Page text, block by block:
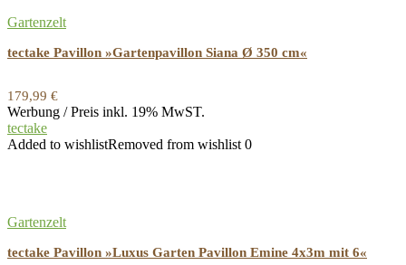
Gartenzelt
tectake Pavillon »Gartenpavillon Siana Ø 350 cm«
179,99 €
Werbung / Preis inkl. 19% MwST.
tectake
Added to wishlistRemoved from wishlist 0
Gartenzelt
tectake Pavillon »Luxus Garten Pavillon Emine 4x3m mit 6«